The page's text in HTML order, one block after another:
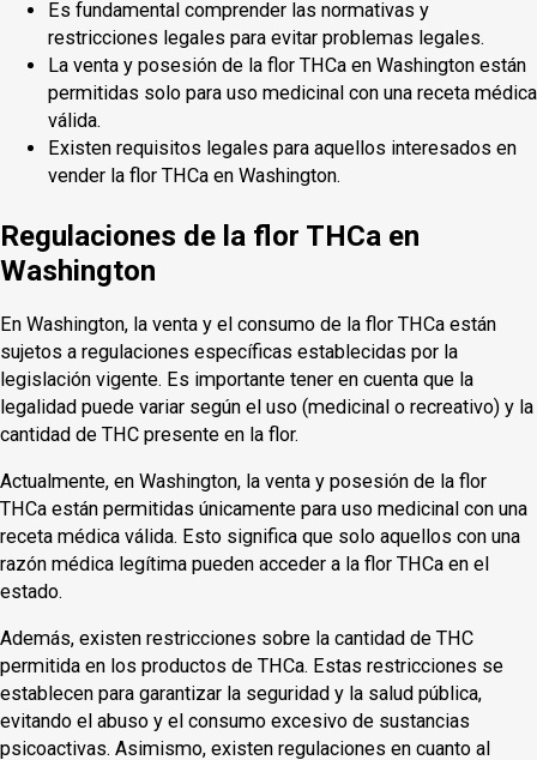
Es fundamental comprender las normativas y
restricciones legales para evitar problemas legales.
La venta y posesión de la flor THCa en Washington están
permitidas solo para uso medicinal con una receta médica
válida.
Existen requisitos legales para aquellos interesados en
vender la flor THCa en Washington.
Regulaciones de la flor THCa en
Washington
En Washington, la venta y el consumo de la flor THCa están
sujetos a regulaciones específicas establecidas por la
legislación vigente. Es importante tener en cuenta que la
legalidad puede variar según el uso (medicinal o recreativo) y la
cantidad de THC presente en la flor.
Actualmente, en Washington, la venta y posesión de la flor
THCa están permitidas únicamente para uso medicinal con una
receta médica válida. Esto significa que solo aquellos con una
razón médica legítima pueden acceder a la flor THCa en el
estado.
Además, existen restricciones sobre la cantidad de THC
permitida en los productos de THCa. Estas restricciones se
establecen para garantizar la seguridad y la salud pública,
evitando el abuso y el consumo excesivo de sustancias
psicoactivas. Asimismo, existen regulaciones en cuanto al